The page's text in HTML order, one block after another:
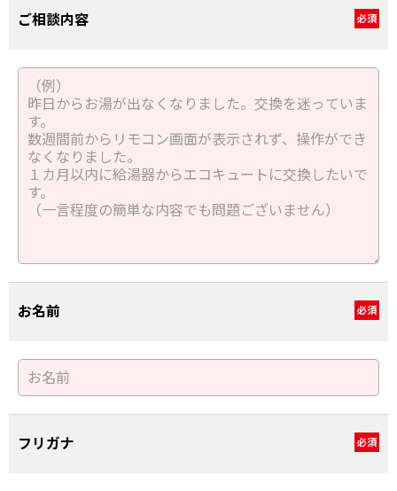
ご相談内容 必須
お名前 必須
フリガナ 必須